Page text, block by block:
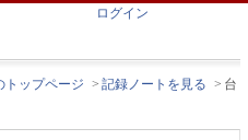
ログイン
トップページ > 記録ノートを見る > 台